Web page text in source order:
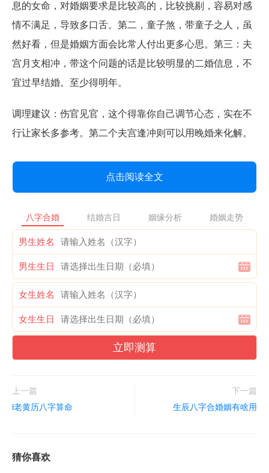
息的女命，对婚姻要求是比较高的，比较挑剔，容易对感
情不满足，导致多口舌。第二，童子煞，带童子之人，虽
然好看，但是婚姻方面会比常人付出更多心思。第三：夫
宫月支相冲，带这个问题的话是比较明显的二婚信息，不
宜过早结婚。至少得明年。
调理建议：伤官见官，这个得靠你自己调节心态，实在不
行让家长多参考。第二个夫宫逢冲则可以用晚婚来化解。
点击阅读全文
八字合婚 结婚吉日 姻缘分析 婚姻走势
男生姓名
男生生日
女生姓名
女生生日
立即测算
上一篇
l老黄历八字算命
下一篇
生辰八字合婚姻有啥用
猜你喜欢